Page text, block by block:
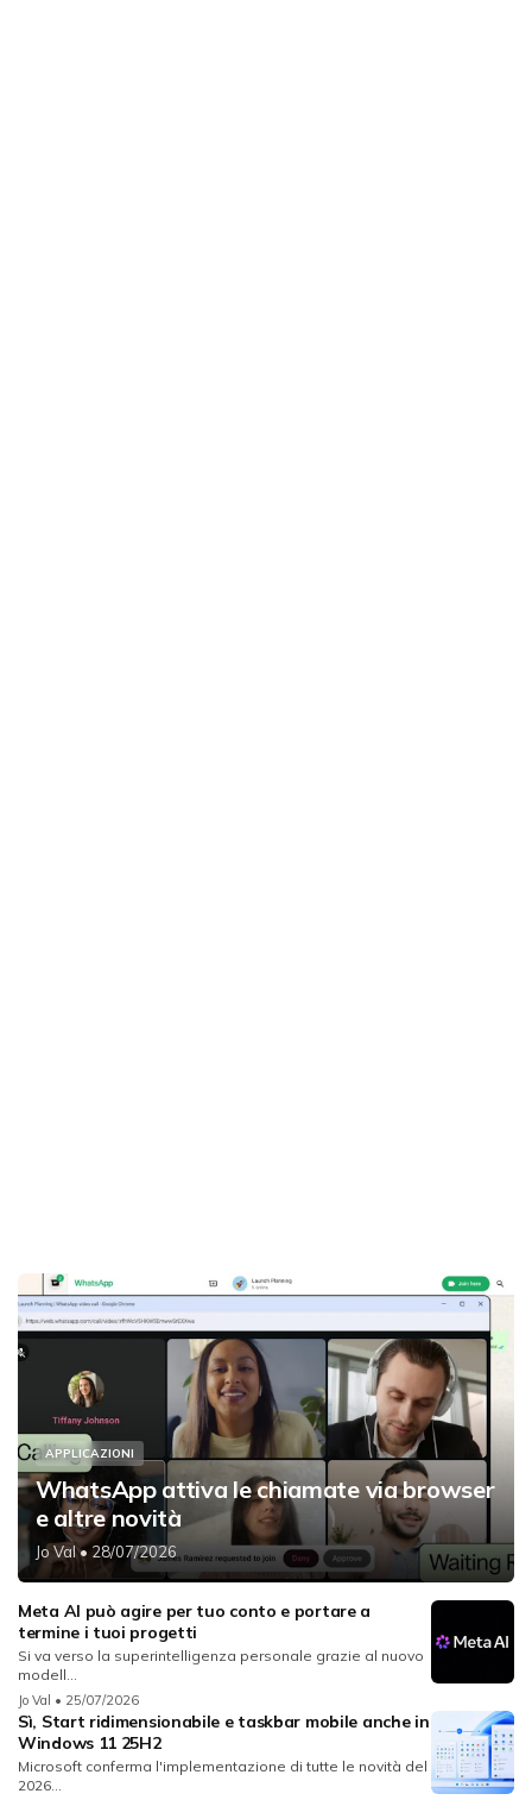
APPLICAZIONI
WhatsApp attiva le chiamate via browser
e altre novità
Jo Val• 28/07/2026
Meta AI può agire per tuo conto e portare a
termine i tuoi progetti
Si va verso la superintelligenza personale grazie al nuovo
modell...
Jo Val • 25/07/2026
Sì, Start ridimensionabile e taskbar mobile anche in
Windows 11 25H2
Microsoft conferma l'implementazione di tutte le novità del
2026...